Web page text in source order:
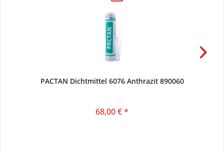
PACTAN Dichtmittel 6076 Anthrazit 890060
68,00 € *